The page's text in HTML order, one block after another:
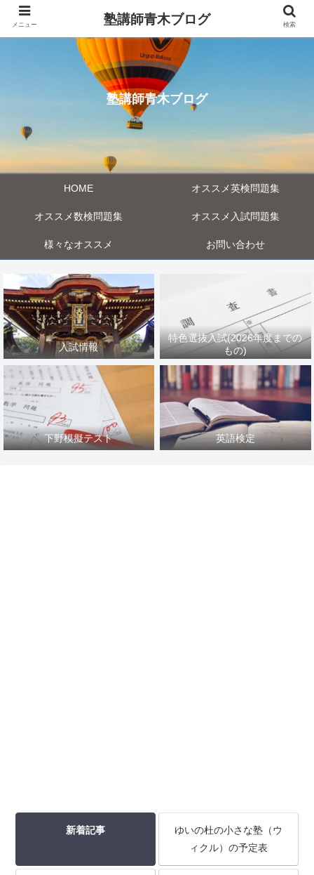
塾講師青木ブログ
HOME オススメ英検問題集
オススメ数検問題集 オススメ入試問題集
様々なオススメ お問い合わせ
入試情報
特色選抜入試(2026年度までの
もの)
下野模擬テスト 英語検定
新着記事
ゆいの杜の小さな塾（ウ
ィクル）の予定表
メニュー 塾講師青木ブログ 検索